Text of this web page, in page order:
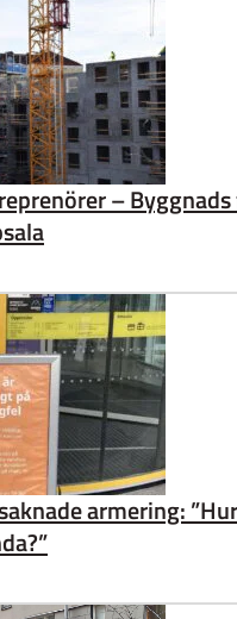
–
armering: